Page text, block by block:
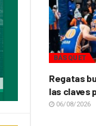
BÁSQUET
Regatas
las claves
06/08/2026